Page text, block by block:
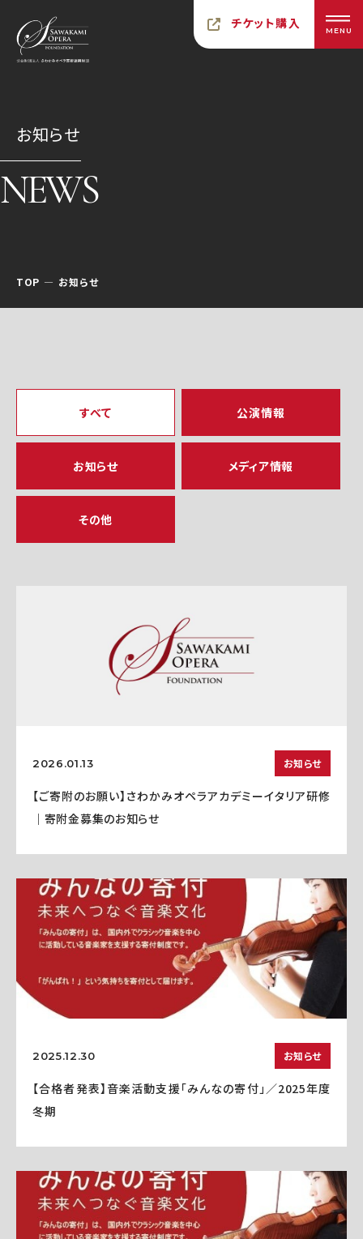
チケット購入 MENU
お知らせ
NEWS
TOP お知らせ
すべて 公演情報
お知らせ メディア情報
その他
2026.01.13 お知らせ
【ご寄附のお願い】さわかみオペラアカデミーイタリア研修
｜寄附金募集のお知らせ
2025.12.30 お知らせ
【合格者発表】音楽活動支援「みんなの寄付」／2025年度
冬期